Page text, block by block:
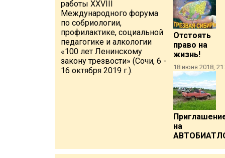
работы XXVIII
Международного форума
по собриологии,
профилактике, социальной
педагогике и алкологии
«100 лет Ленинскому
закону трезвости» (Сочи, 6 -
16 октября 2019 г.).
Отстоять
право на
жизнь!
18 июня 2018,
на